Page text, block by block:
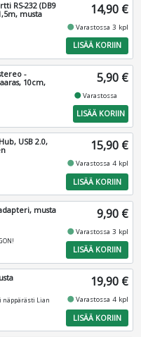
RS-232 (DB9
musta
14,90 €
fiber_manual_recordVarastossa 3 kpl
LISÄÄ KORIIN
-
10cm,
5,90 €
fiber_manual_recordVarastossa
LISÄÄ KORIIN
USB 2.0,
15,90 €
fiber_manual_recordVarastossa 4 kpl
LISÄÄ KORIIN
musta 9,90 €
fiber_manual_recordVarastossa 3 kpl
LISÄÄ KORIIN
näppärästi Lian
19,90 €
fiber_manual_recordVarastossa 4 kpl
LISÄÄ KORIIN